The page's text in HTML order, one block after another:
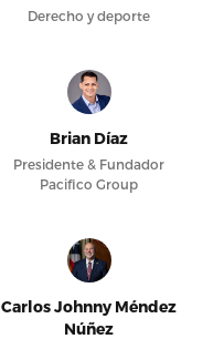
Derecho y deporte
Brian Díaz
Presidente & Fundador
Pacifico Group
Carlos Johnny Méndez
Núñez